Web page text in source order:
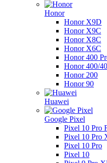
Honor
Honor X9D
Honor X9C
Honor X8C
Honor X6C
Honor 400
Honor 400/
Honor 200
Honor 90
Huawei
Google Pixel
Pixel 10 Pro
Pixel 10 Pro
Pixel 10 Pro
Pixel 10